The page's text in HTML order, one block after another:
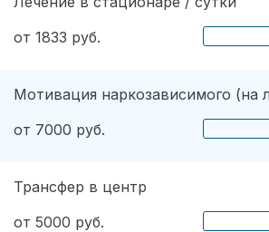
от 1833 руб.
Мотивация наркозависимого (на
от 7000 руб.
Трансфер в центр
от 5000 руб.